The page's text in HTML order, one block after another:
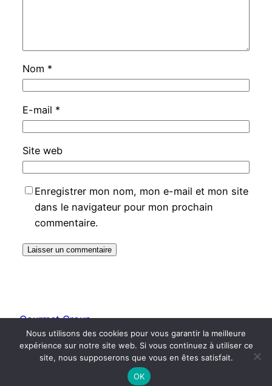
Nom *
E-mail *
Site web
Enregistrer mon nom, mon e-mail et mon site
dans le navigateur pour mon prochain
commentaire.
Gourmet Group
Fièrement propulsé par WordPress
Nous utilisons des cookies pour vous garantir la meilleure
expérience sur notre site web. Si vous continuez à utiliser ce
site, nous supposerons que vous en êtes satisfait.
OK